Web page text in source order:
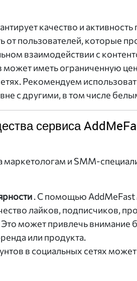
качество и
от пользователей, которые
взаимодействии с
иметь ограниченную
Рекомендуем
с другими, в том числе
сервиса
и SMM-
. С помощью AddMeFast
лайков, подписчиков,
Это может привлечь внимание
или продукта.
в социальных сетях